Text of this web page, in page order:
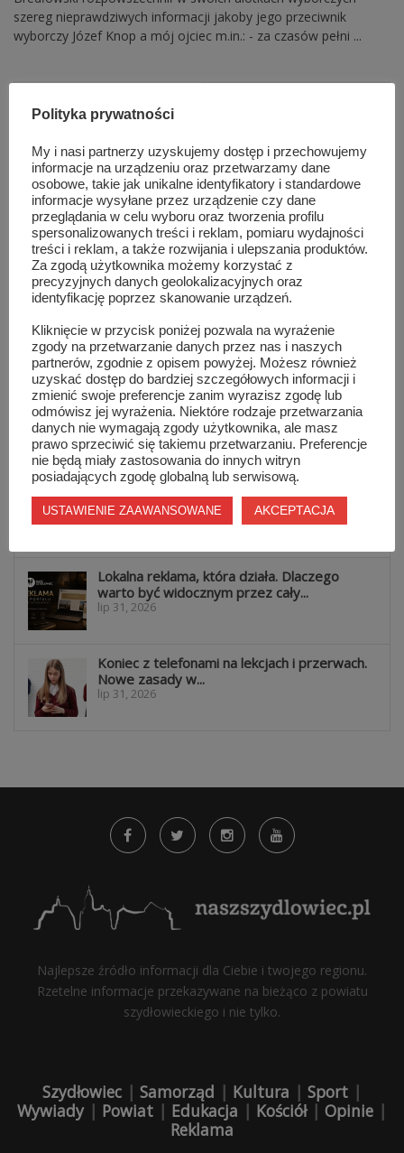
szereg nieprawdziwych informacji jakoby jego przeciwnik
wyborczy Józef Knop a mój ojciec m.in.: - za czasów pełni ...
Prestiżowe nagrody dla szydłowieckiego
muzeum za wyjątkową wystawę o witrażach
sie 7, 2026
Pokazy hutnicze, zabytkowe auta i koncert
Natalii Nykiel. Tak wyglądało...
sie 5, 2026
na MAZOPikniku w Orońsku
sie 5, 2026
Informacje z Mazowsza 161
sie 4, 2026
82 lata od wybuchu Powstania
Warszawskiego. Ich mogiły znajdują się...
lip 31, 2026
Lokalna reklama, która działa. Dlaczego
warto być widocznym przez cały...
lip 31, 2026
Koniec z telefonami na lekcjach i przerwach.
Nowe zasady w...
lip 31, 2026
Najlepsze źródło informacji dla Ciebie i twojego regionu.
Rzetelne informacje przekazywane na bieżąco z powiatu
szydłowieckiego i nie tylko.
Szydłowiec | Samorząd | Kultura | Sport |
Wywiady| Powiat | Edukacja | Kościół| Opinie |
Reklama
Polityka prywatności
My i nasi partnerzy uzyskujemy dostęp i przechowujemy
informacje na urządzeniu oraz przetwarzamy dane
osobowe, takie jak unikalne identyfikatory i standardowe
informacje wysyłane przez urządzenie czy dane
przeglądania w celu wyboru oraz tworzenia profilu
spersonalizowanych treści i reklam, pomiaru wydajności
treści i reklam, a także rozwijania i ulepszania produktów.
Za zgodą użytkownika możemy korzystać z
precyzyjnych danych geolokalizacyjnych oraz
identyfikację poprzez skanowanie urządzeń.
Kliknięcie w przycisk poniżej pozwala na wyrażenie
zgody na przetwarzanie danych przez nas i naszych
partnerów, zgodnie z opisem powyżej. Możesz również
uzyskać dostęp do bardziej szczegółowych informacji i
zmienić swoje preferencje zanim wyrazisz zgodę lub
odmówisz jej wyrażenia. Niektóre rodzaje przetwarzania
danych nie wymagają zgody użytkownika, ale masz
prawo sprzeciwić się takiemu przetwarzaniu. Preferencje
nie będą miały zastosowania do innych witryn
posiadających zgodę globalną lub serwisową.
USTAWIENIE ZAAWANSOWANE AKCEPTACJA